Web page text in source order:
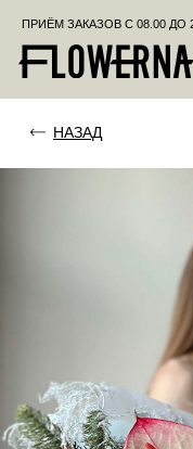
ПРИЁМ ЗАКАЗОВ С 08.00 ДО 22.00